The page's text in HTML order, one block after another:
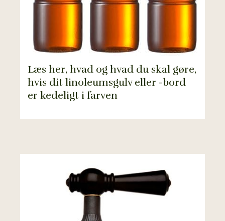
Læs her, hvad og hvad du skal gøre,
hvis dit linoleumsgulv eller -bord
er kedeligt i farven